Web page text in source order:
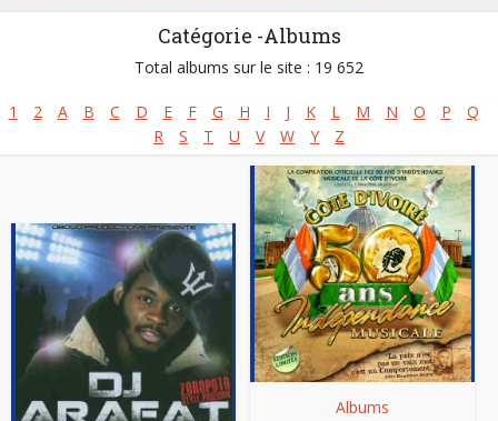
Catégorie -Albums
Total albums sur le site : 19 652
1 2 A B C D E F G H I J K L M N O P
Q
R
S T U V W Y Z
Albums